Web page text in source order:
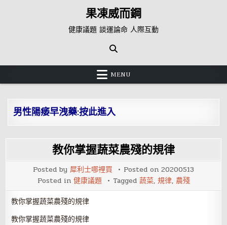
果凍威而鋼
健康議題 談運論命 人際互動
MENU
男性陽痿早洩藥:按此進入
教你掌握蔬菜農殘的規律
Posted by 犀利士哪裡買 Posted on 20200513
Posted in 健康議題 Tagged 蔬菜, 規律, 農殘
教你掌握蔬菜農殘的規律
教你掌握蔬菜農殘的規律